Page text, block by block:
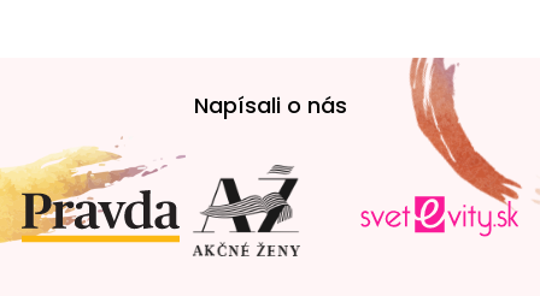
t
i
e
Napísali o nás